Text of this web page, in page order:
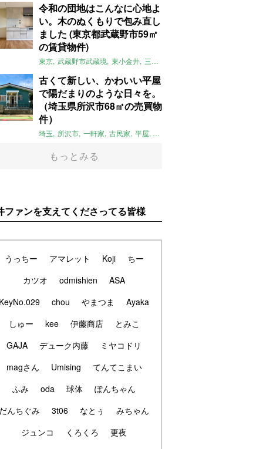
令和の団地はこんなに心地よ
い。木のぬくもりで包み直し
ました (東京都武蔵野市59㎡
の賃貸物件)
東京 武蔵野市武蔵境 東小金井 三鷹
古くて新しい、かわいい平屋
で陽だまりのような日々を。
（埼玉県所沢市68㎡の売買物
件）
埼玉 所沢市 一軒家 古民家 平屋 庭
もっとみる
ファンを支えてくださってる皆様
うっちー アマレット Koji
ちー
カツオ
odmishien
ASA
chou やまつま
Ayaka
しゅー
kee 伊藤商店
とみこ
GAJA
デューク内藤
ミヤコドリ
magさん
Umising
てんてこまい
ふみ
oda 球体
ぽんちゃん
んちぐみ
3t06 なとぅ
みちゃん
ジュンコ
くろくろ
更夜